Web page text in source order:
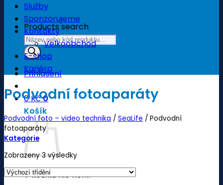
Products search
Přihlášení
0Kč0
Košík
V košíku nic není.
Služby
Sponzorujeme
Kontakty
Velkoobchod
E-shop
Kariéra
Podvodní fotoaparáty
Podvodní foto – video technika / SeaLife / Podvodní
fotoaparáty
Kategorie
Zobrazeny 3 výsledky